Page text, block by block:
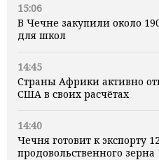
15:06
В Чечне закупили около
для школ
14:45
Страны Африки активно
США в своих расчётах
14:40
Чечня готовит к экспорту
продовольственного зерна